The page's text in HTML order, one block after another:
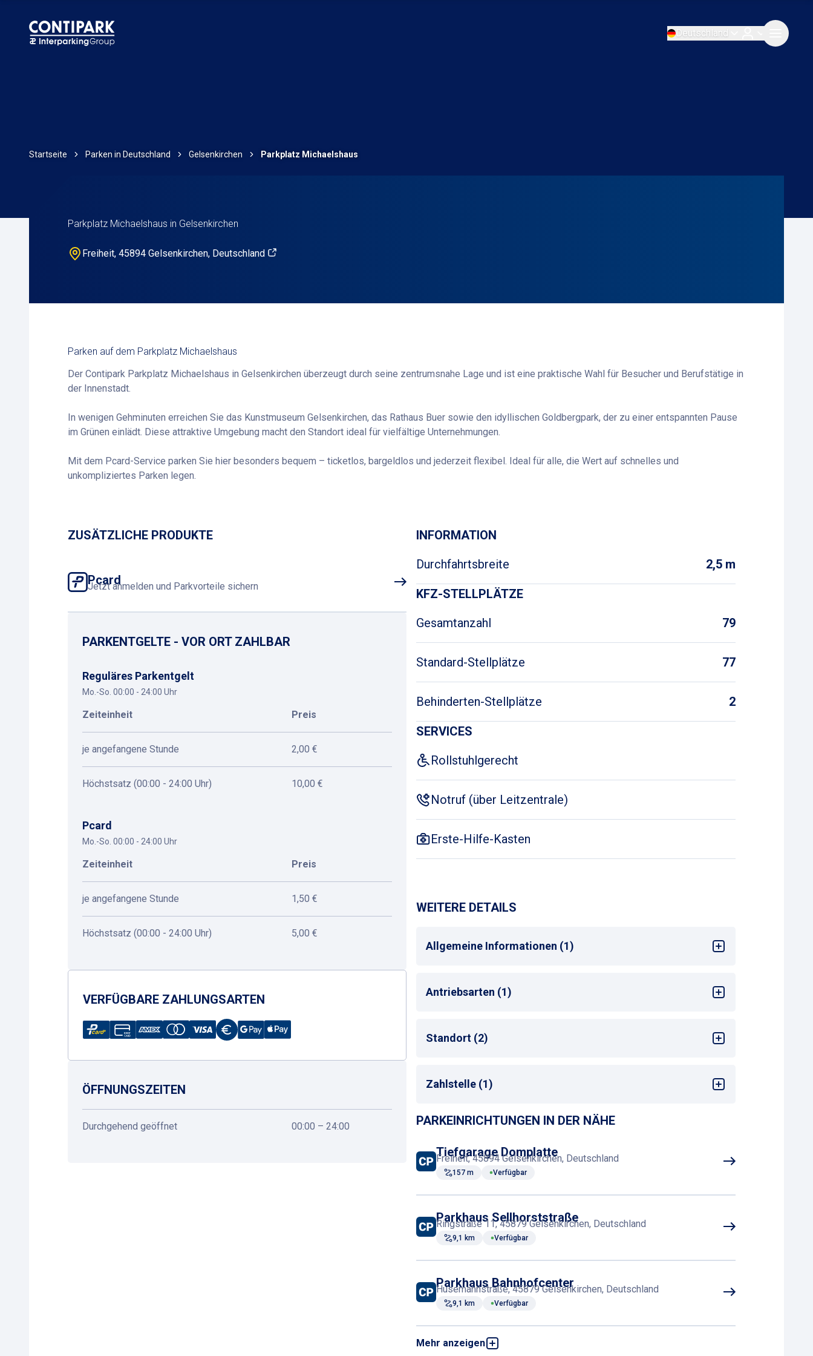
Deutschland
Startseite Parken in Deutschland Gelsenkirchen Parkplatz Michaelshaus
Parkplatz Michaelshaus in Gelsenkirchen
Freiheit, 45894 Gelsenkirchen, Deutschland
Parken auf dem Parkplatz Michaelshaus
Der Contipark Parkplatz Michaelshaus in Gelsenkirchen überzeugt durch seine zentrumsnahe Lage und ist eine praktische Wahl für Besucher und Berufstätige in
der Innenstadt.
In wenigen Gehminuten erreichen Sie das Kunstmuseum Gelsenkirchen, das Rathaus Buer sowie den idyllischen Goldbergpark, der zu einer entspannten Pause
im Grünen einlädt. Diese attraktive Umgebung macht den Standort ideal für vielfältige Unternehmungen.
Mit dem Pcard-Service parken Sie hier besonders bequem – ticketlos, bargeldlos und jederzeit flexibel. Ideal für alle, die Wert auf schnelles und
unkompliziertes Parken legen.
ZUSÄTZLICHE PRODUKTE
Pcard
Jetzt anmelden und Parkvorteile sichern
PARKENTGELTE - VOR ORT ZAHLBAR
Reguläres Parkentgelt
Mo.-So. 00:00 - 24:00 Uhr
Zeiteinheit Preis
je angefangene Stunde 2,00 €
Höchstsatz (00:00 - 24:00 Uhr) 10,00 €
Pcard
Mo.-So. 00:00 - 24:00 Uhr
Zeiteinheit Preis
je angefangene Stunde 1,50 €
Höchstsatz (00:00 - 24:00 Uhr) 5,00 €
VERFÜGBARE ZAHLUNGSARTEN
ÖFFNUNGSZEITEN
Durchgehend geöffnet 00:00 – 24:00
INFORMATION
Durchfahrtsbreite
2,5 m
KFZ-STELLPLÄTZE
Gesamtanzahl
79
Standard-Stellplätze 77
Behinderten-Stellplätze 2
SERVICES
Rollstuhlgerecht
Notruf (über Leitzentrale)
Erste-Hilfe-Kasten
WEITERE DETAILS
Allgemeine Informationen (1)
Mehrsprachige Bedienung am Zahlautomaten
Antriebsarten (1)
Standort (2)
Stadtzentrum
Krankenhaus
Zahlstelle (1)
Kassenautomat
PARKEINRICHTUNGEN IN DER NÄHE
Tiefgarage Domplatte
Freiheit, 45894 Gelsenkirchen, Deutschland
157 m Verfügbar
Parkhaus Sellhorststraße
Ringstraße 11, 45879 Gelsenkirchen, Deutschland
9,1 km Verfügbar
Parkhaus Bahnhofcenter
Husemannstraße, 45879 Gelsenkirchen, Deutschland
9,1 km Verfügbar
Mehr anzeigen
Tiefgarage Berliner Platz